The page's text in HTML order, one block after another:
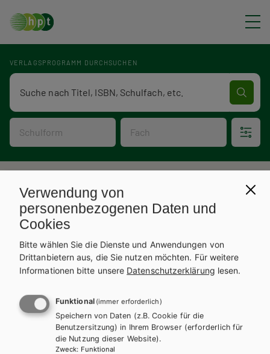
VERLAGSPROGRAMM DURCHSUCHEN
Schulform Fach
Verlagsprogramm Volltextsuche
P
d
n
a
V
e
aEs konnten keine passenden
Produkte gefunden werden.
Verwendung von
personenbezogenen Daten und
Cookies
Bitte wählen Sie die Dienste und Anwendungen von
Drittanbietern aus, die Sie nutzen möchten. Für weitere
Informationen bitte unsere Datenschutzerklärung lesen.
Funktional (immer erforderlich)
Speichern von Daten (z.B. Cookie für die
Benutzersitzung) in Ihrem Browser (erforderlich für
die Nutzung dieser Website).
Zweck: Funktional